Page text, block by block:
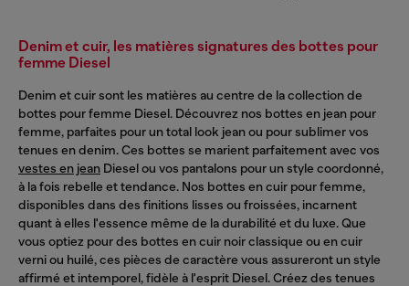
Denim et cuir, les matières signatures des bottes pour
femme Diesel
Denim et cuir sont les matières au centre de la collection de
bottes pour femme Diesel. Découvrez nos bottes en jean pour
femme, parfaites pour un total look jean ou pour sublimer vos
tenues en denim. Ces bottes se marient parfaitement avec vos
vestes en jean Diesel ou vos pantalons pour un style coordonné,
à la fois rebelle et tendance. Nos bottes en cuir pour femme,
disponibles dans des finitions lisses ou froissées, incarnent
quant à elles l'essence même de la durabilité et du luxe. Que
vous optiez pour des bottes en cuir noir classique ou en cuir
verni ou huilé, ces pièces de caractère vous assureront un style
affirmé et intemporel, fidèle à l'esprit Diesel. Créez des tenues